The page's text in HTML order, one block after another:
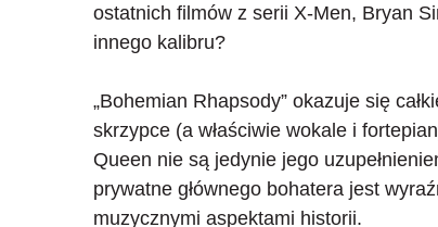
ostatnich filmów z serii X-Men, Bryan
innego kalibru?
„Bohemian Rhapsody” okazuje się
skrzypce (a właściwie wokale i
Queen nie są jedynie jego
prywatne głównego bohatera jest
muzycznymi aspektami historii.